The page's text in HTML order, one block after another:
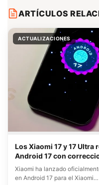
ARTÍCULOS
ACTUALIZACIONES
Los Xiaomi 17 y 17
Android 17 con
Xiaomi ha lanzado
en Android 17 para el Xiaomi…